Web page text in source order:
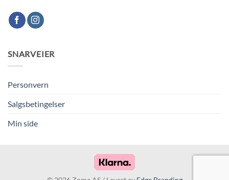
SNARVEIER
Personvern
Salgsbetingelser
Min side